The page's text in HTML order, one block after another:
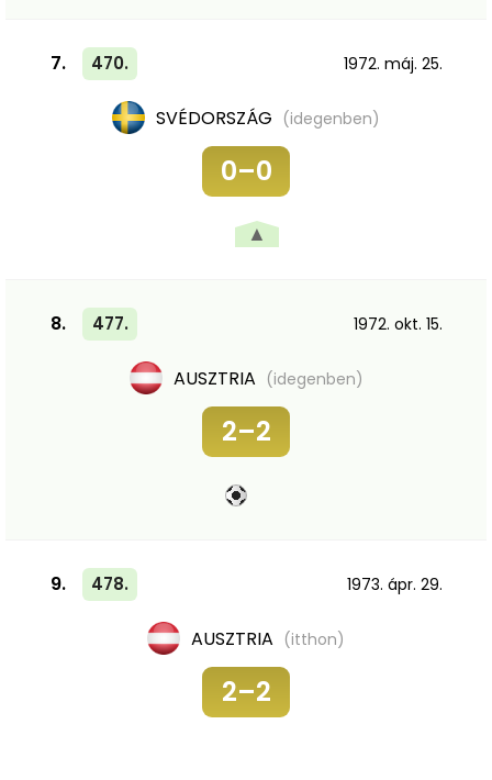
7. 470. 1972. máj. 25.
SVÉDORSZÁG (idegenben)
0–0
▲
8. 477. 1972. okt. 15.
AUSZTRIA (idegenben)
2–2
9. 478. 1973. ápr. 29.
AUSZTRIA (itthon)
2–2